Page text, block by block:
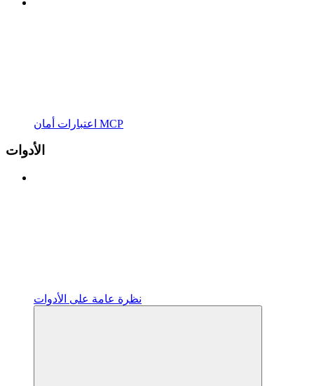
اعتبارات أمان MCP
الأدوات
نظرة عامة على الأدوات